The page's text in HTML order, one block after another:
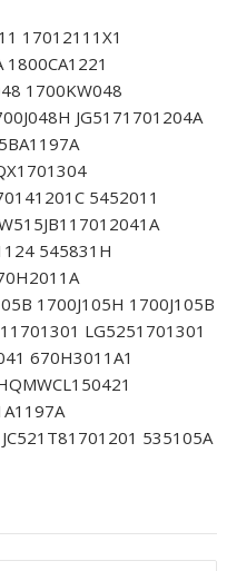
17012111X1
1700KW048
JG5171701204A
5452011
545831H
1700J105H 1700J105B
LG5251701301
670H3011A1
535105A